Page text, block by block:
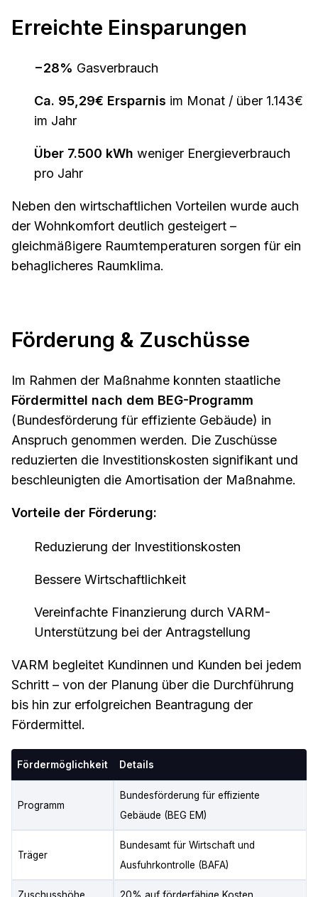
Erreichte Einsparungen
−28% Gasverbrauch
Ca. 95,29€ Ersparnis im Monat / über 1.143€
im Jahr
Über 7.500 kWh weniger Energieverbrauch
pro Jahr
Neben den wirtschaftlichen Vorteilen wurde auch
der Wohnkomfort deutlich gesteigert –
gleichmäßigere Raumtemperaturen sorgen für ein
behaglicheres Raumklima.
Förderung & Zuschüsse
Im Rahmen der Maßnahme konnten staatliche
Fördermittel nach dem BEG-Programm
(Bundesförderung für effiziente Gebäude) in
Anspruch genommen werden. Die Zuschüsse
reduzierten die Investitionskosten signifikant und
beschleunigten die Amortisation der Maßnahme.
Vorteile der Förderung:
Reduzierung der Investitionskosten
Bessere Wirtschaftlichkeit
Vereinfachte Finanzierung durch VARM-
Unterstützung bei der Antragstellung
VARM begleitet Kundinnen und Kunden bei jedem
Schritt – von der Planung über die Durchführung
bis hin zur erfolgreichen Beantragung der
Fördermittel.
Fördermöglichkeit Details
Programm
Bundesförderung für effiziente
Gebäude (BEG EM)
Träger
Bundesamt für Wirtschaft und
Ausfuhrkontrolle (BAFA)
Zuschusshöhe 20% auf förderfähige Kosten